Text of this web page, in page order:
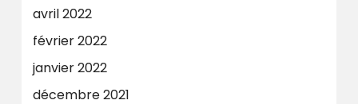
avril 2022
février 2022
janvier 2022
décembre 2021